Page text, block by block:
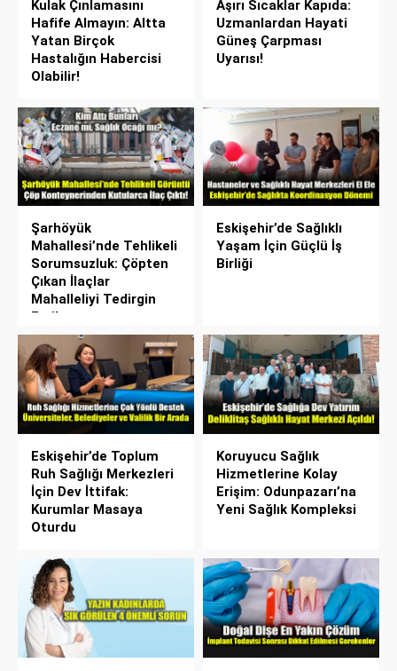
Kulak Çınlamasını
Hafife Almayın: Altta
Yatan Birçok
Hastalığın Habercisi
Olabilir!
Aşırı Sıcaklar Kapıda:
Uzmanlardan Hayati
Güneş Çarpması
Uyarısı!
Şarhöyük
Mahallesi’nde Tehlikeli
Sorumsuzluk: Çöpten
Çıkan İlaçlar
Mahalleliyi Tedirgin
Etti!
Eskişehir’de Sağlıklı
Yaşam İçin Güçlü İş
Birliği
Eskişehir’de Toplum
Ruh Sağlığı Merkezleri
İçin Dev İttifak:
Kurumlar Masaya
Oturdu
Koruyucu Sağlık
Hizmetlerine Kolay
Erişim: Odunpazarı’na
Yeni Sağlık Kompleksi